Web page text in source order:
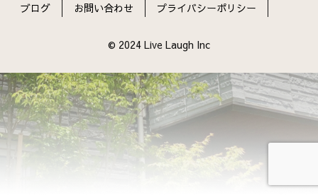
ブログ
お問い合わせ プライバシーポリシー
© 2024 Live Laugh Inc